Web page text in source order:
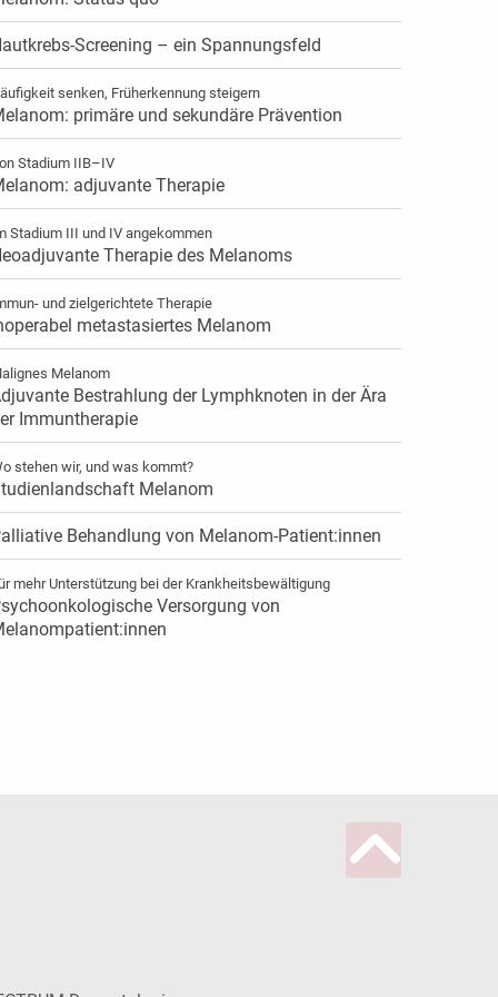
Screening – ein Spannungsfeld
senken, Früherkennung steigern
primäre und sekundäre Prävention
Stadium IIB–IV
adjuvante Therapie
Stadium III und IV angekommen
Therapie des Melanoms
und zielgerichtete Therapie
metastasiertes Melanom
Melanom
Bestrahlung der Lymphknoten in der Ära
Immuntherapie
stehen wir, und was kommt?
Melanom
Behandlung von Melanom-Patient:innen
mehr Unterstützung bei der Krankheitsbewältigung
Versorgung von